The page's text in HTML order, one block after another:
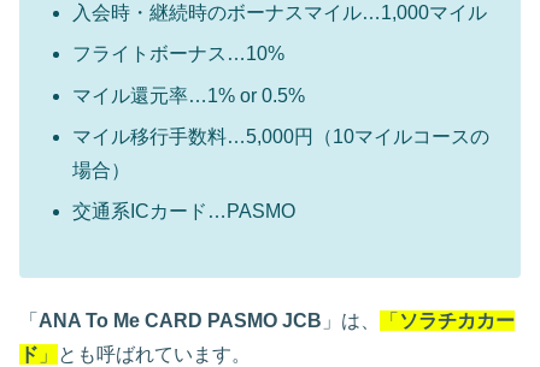
入会時・継続時のボーナスマイル…1,000マイル
フライトボーナス…10%
マイル還元率…1% or 0.5%
マイル移行手数料…5,000円（10マイルコースの
場合）
交通系ICカード…PASMO
「 ANA To Me CARD PASMO JCB 」は、 「 ソラチカカー
ド 」
とも呼ばれています。